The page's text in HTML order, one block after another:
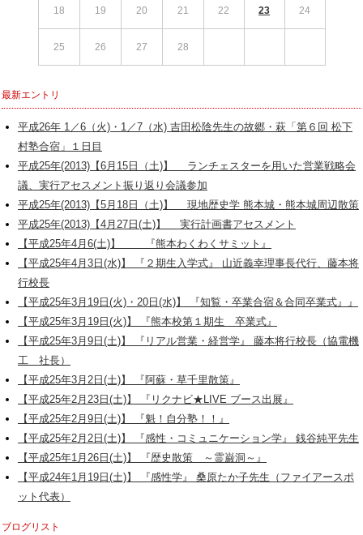
18 19 20 21 22 23 24
25 26 27 28
最新エントリ
平成26年 1／6（火)・1／7（水) 吉田松陰先生の故郷・萩「第６回 松下
村塾合宿」１日目
平成25年(2013)【6月15日（土)】 ランチェスターを用いた営業戦略会
議、実行アセスメント振り返り会議参加
平成25年(2013)【5月18日（土)】 現地歴史学 熊本城・熊本城周辺散策
平成25年(2013)【4月27日(土)】 実行計画書アセスメント
【平成25年4月6(土)】 『熊本わくわくサミット』
【平成25年4月3日(水)】 『２期生入学式』 山近義幸理事長代行、藤本将
行校長
【平成25年3月19日(火)・20日(水)】 『知覧・卒業合宿＆合同卒業式』』
【平成25年3月19日(火)】 『熊本校第１期生 卒業式』
【平成25年3月9日(土)】 『リアル営業・経営学』 藤本将行校長（協電機
工 社長）
【平成25年3月2日(土)】 『阿蘇・草千里散策』
【平成25年2月23日(土)】 『リクナビ★LIVE ブース出展』
【平成25年2月9日(土)】 『魁！自分塾！！』
【平成25年2月2日(土)】 『感性・コミュニケーション学』 銭谷純平先生
【平成25年1月26日(土)】 『歴史散策 ～霊巌洞～』
【平成24年1月19日(土)】 『感性学』 桑原たか子先生（ファイアースポ
ット代表）
ブログリスト